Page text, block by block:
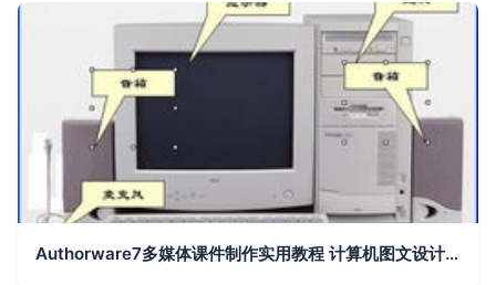
Authorware7多媒体课件制作实用教程 计算机图文设计试读范例解析